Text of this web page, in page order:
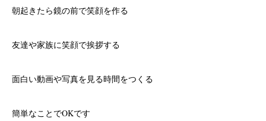
朝起きたら鏡の前で笑顔を作る
友達や家族に笑顔で挨拶する
面白い動画や写真を見る時間をつくる
簡単なことでOKです